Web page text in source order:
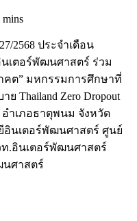
mins
2568 ประจำเดือน
นเตอร์พัฒนศาสตร์ ร่วม
คต” มหกรรมการศึกษาที่
Thailand Zero Dropout
ำเภอธาตุพนม จังหวัด
อินเตอร์พัฒนศาสตร์ ศูนย์
.อินเตอร์พัฒนศาสตร์
นศาสตร์